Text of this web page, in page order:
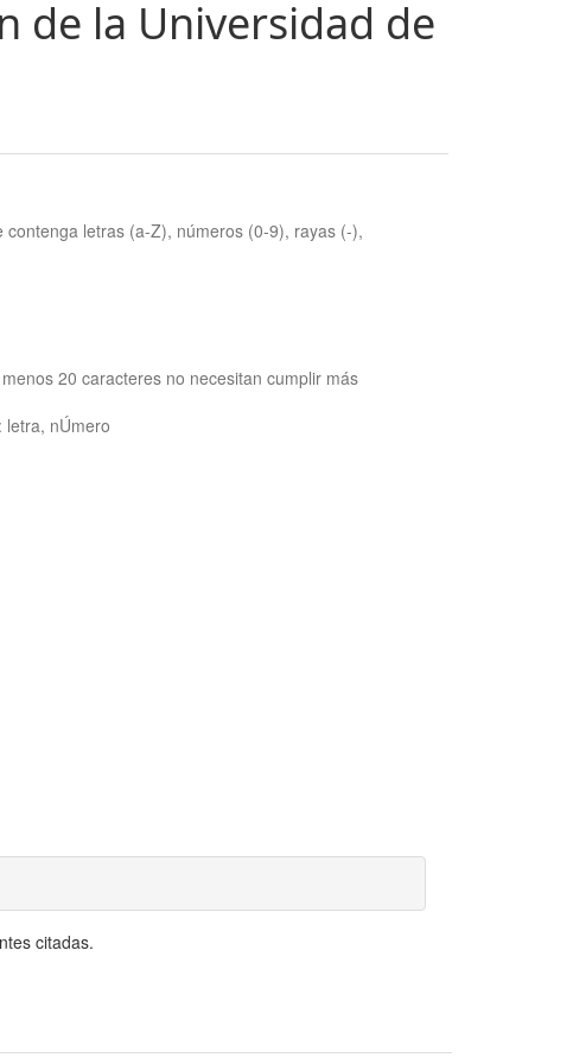
de la Universidad de
letras (a-Z), números (0-9), rayas (-),
20 caracteres no necesitan cumplir más
letra, nÚmero
citadas.